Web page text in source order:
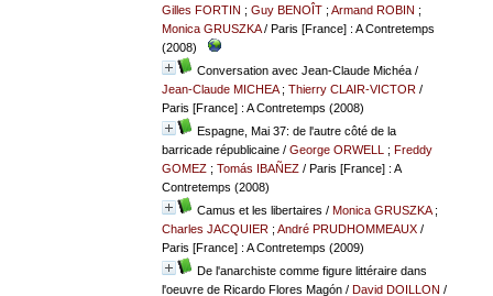
Gilles FORTIN ; Guy BENOÎT; Armand ROBIN ;
Monica GRUSZKA/ Paris [France] : A Contretemps
(2008)
Conversation avec Jean-Claude Michéa/
Jean-Claude MICHEA; Thierry CLAIR-VICTOR/
Paris [France] : A Contretemps (2008)
Espagne, Mai 37: de l'autre côté de la
barricade républicaine/ George ORWELL ; Freddy
GOMEZ; Tomás IBAÑEZ/ Paris [France] : A
Contretemps (2008)
Camus et les libertaires / Monica GRUSZKA;
Charles JACQUIER; André PRUDHOMMEAUX/
Paris [France] : A Contretemps (2009)
De l'anarchiste comme figure littéraire dans
l'oeuvre de Ricardo Flores Magón/ David DOILLON /